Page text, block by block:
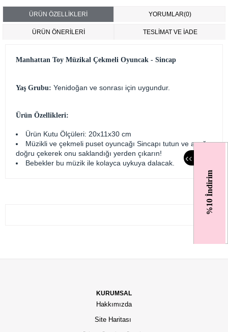
%10 İndirim
‹‹
ÜRÜN ÖZELLIKLERI YORUMLAR(0)
ÜRÜN ÖNERILERI TESLİMAT VE İADE
Manhattan Toy Müzikal Çekmeli Oyuncak - Sincap
Yaş Grubu: Yenidoğan ve sonrası için uygundur.
Ürün Özellikleri:
Ürün Kutu Ölçüleri: 20x11x30 cm
Müzikli ve çekmeli puset oyuncağı Sincapı tutun ve aşağı
doğru çekerek onu saklandığı yerden çıkarın!
Bebekler bu müzik ile kolayca uykuya dalacak.
KURUMSAL
Hakkımızda
Site Haritası